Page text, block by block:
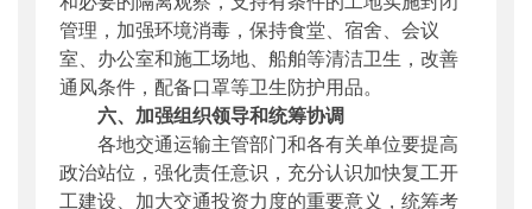
管理，加强环境消毒，保持食堂、宿舍、会议
室、办公室和施工场地、船舶等清洁卫生，改善
通风条件，配备口罩等卫生防护用品。
六、加强组织领导和统筹协调
各地交通运输主管部门和各有关单位要提高
政治站位，强化责任意识，充分认识加快复工开
工建设、加大交通投资力度的重要意义，统筹考